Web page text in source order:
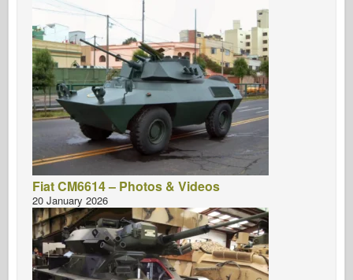
Fiat CM6614 – Photos & Videos
20 January 2026